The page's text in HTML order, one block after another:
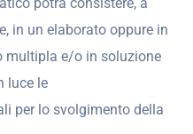
potrà consistere, a
in un elaborato oppure in
multipla e/o in soluzione
luce le
per lo svolgimento della